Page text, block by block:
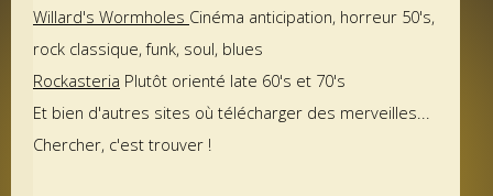
Willard's Wormholes Cinéma anticipation, horreur 50's,
rock classique, funk, soul, blues
Rockasteria Plutôt orienté late 60's et 70's
Et bien d'autres sites où télécharger des merveilles...
Chercher, c'est trouver !